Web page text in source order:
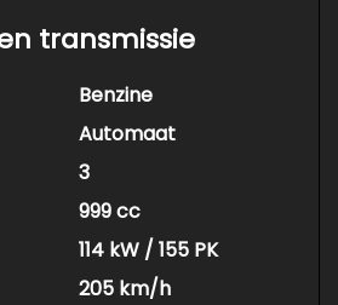
transmissie
Benzine
Automaat
3
999 cc
114 kW / 155 PK
205 km/h